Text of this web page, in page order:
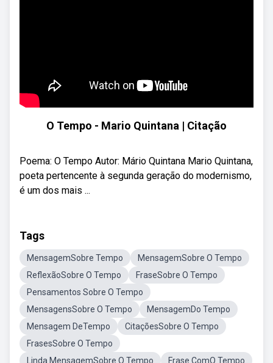
O Tempo - Mario Quintana | Citação
Poema: O Tempo Autor: Mário Quintana Mario Quintana,
poeta pertencente à segunda geração do modernismo,
é um dos mais ...
Tags
MensagemSobre Tempo
MensagemSobre O Tempo
ReflexãoSobre O Tempo
FraseSobre O Tempo
Pensamentos Sobre O Tempo
MensagensSobre O Tempo
MensagemDo Tempo
Mensagem DeTempo
CitaçõesSobre O Tempo
FrasesSobre O Tempo
Linda MensagemSobre O Tempo
Frase ComO Tempo